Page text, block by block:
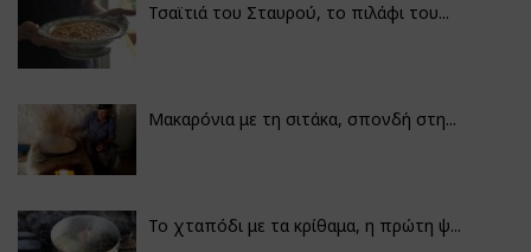
Τσαϊτιά του Σταυρού, το πιλάφι του...
Μακαρόνια με τη σιτάκα, σπονδή στη...
Το χταπόδι με τα κρίθαμα, η πρώτη ψ...